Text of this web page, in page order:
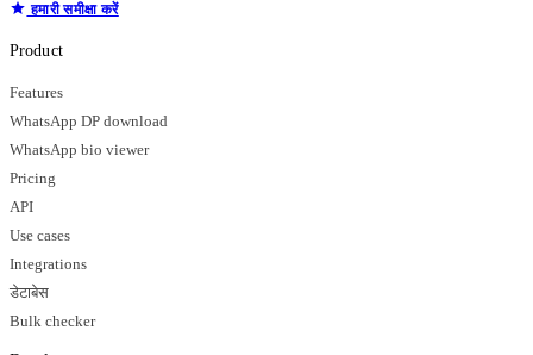
हमारी समीक्षा करें
Product
Features
WhatsApp DP download
WhatsApp bio viewer
Pricing
API
Use cases
Integrations
डेटाबेस
Bulk checker